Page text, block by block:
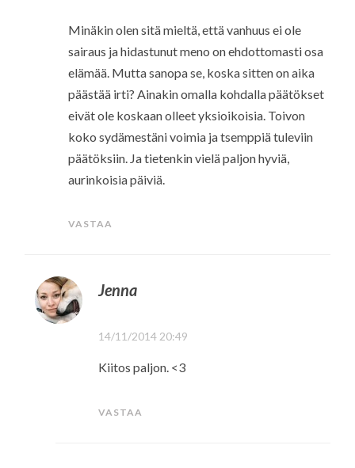
Minäkin olen sitä mieltä, että vanhuus ei ole
sairaus ja hidastunut meno on ehdottomasti osa
elämää. Mutta sanopa se, koska sitten on aika
päästää irti? Ainakin omalla kohdalla päätökset
eivät ole koskaan olleet yksioikoisia. Toivon
koko sydämestäni voimia ja tsemppiä tuleviin
päätöksiin. Ja tietenkin vielä paljon hyviä,
aurinkoisia päiviä.
VASTAA
Jenna
14/11/2014 20:49
Kiitos paljon. <3
VASTAA